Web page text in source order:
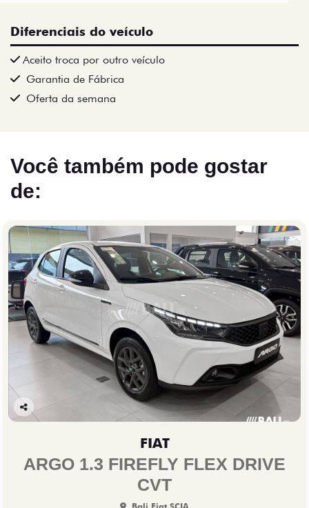
Diferenciais do veículo
Aceito troca por outro veículo
Garantia de Fábrica
Oferta da semana
Você também pode gostar
de:
Co
lhe
FIAT
ARGO 1.3 FIREFLY FLEX DRIVE
CVT